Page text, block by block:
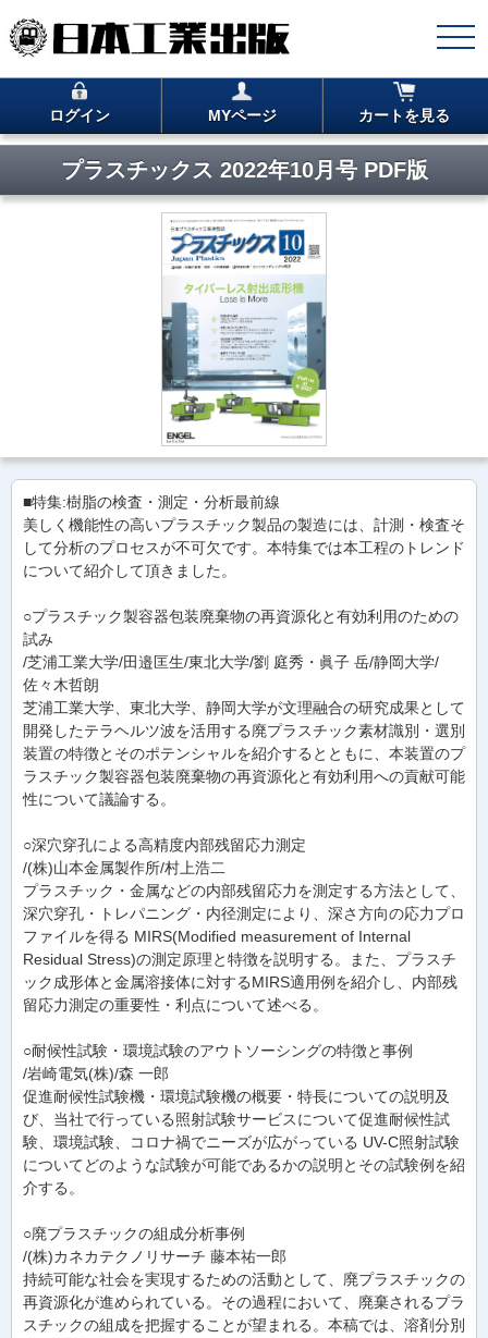
ログイン MYページ カートを見る
プラスチックス 2022年10月号 PDF版
■特集:樹脂の検査・測定・分析最前線
美しく機能性の高いプラスチック製品の製造には、計測・検査そ
して分析のプロセスが不可欠です。本特集では本工程のトレンド
について紹介して頂きました。
○プラスチック製容器包装廃棄物の再資源化と有効利用のための
試み
/芝浦工業大学/田邉匡生/東北大学/劉 庭秀・眞子 岳/静岡大学/
佐々木哲朗
芝浦工業大学、東北大学、静岡大学が文理融合の研究成果として
開発したテラヘルツ波を活用する廃プラスチック素材識別・選別
装置の特徴とそのポテンシャルを紹介するとともに、本装置のプ
ラスチック製容器包装廃棄物の再資源化と有効利用への貢献可能
性について議論する。
○深穴穿孔による高精度内部残留応力測定
/(株)山本金属製作所/村上浩二
プラスチック・金属などの内部残留応力を測定する方法として、
深穴穿孔・トレパニング・内径測定により、深さ方向の応力プロ
ファイルを得る MIRS(Modified measurement of Internal
Residual Stress)の測定原理と特徴を説明する。また、プラスチ
ック成形体と金属溶接体に対するMIRS適用例を紹介し、内部残
留応力測定の重要性・利点について述べる。
○耐候性試験・環境試験のアウトソーシングの特徴と事例
/岩崎電気(株)/森 一郎
促進耐候性試験機・環境試験機の概要・特長についての説明及
び、当社で行っている照射試験サービスについて促進耐候性試
験、環境試験、コロナ禍でニーズが広がっている UV-C照射試験
についてどのような試験が可能であるかの説明とその試験例を紹
介する。
○廃プラスチックの組成分析事例
/(株)カネカテクノリサーチ 藤本祐一郎
持続可能な社会を実現するための活動として、廃プラスチックの
再資源化が進められている。その過程において、廃棄されるプラ
スチックの組成を把握することが望まれる。本稿では、溶剤分別